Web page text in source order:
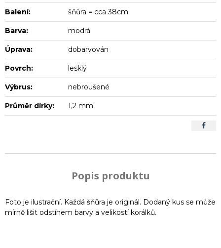
Balení: šňůra = cca 38cm
Barva: modrá
Úprava: dobarvován
Povrch: lesklý
Výbrus: nebroušené
Průměr dírky: 1,2 mm
Popis produktu
Foto je ilustrační. Každá šňůra je originál. Dodaný kus se může
mírně lišit odstínem barvy a velikostí korálků.